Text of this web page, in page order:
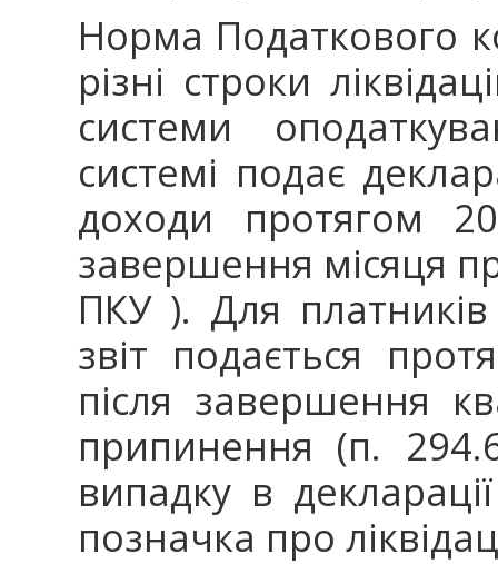
Норма Податкового
різні строки
системи
системі подає
доходи протягом
завершення місяця
ПКУ ). Для
звіт подається
після завершення
припинення (п.
випадку в
позначка про